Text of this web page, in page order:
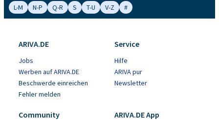
L-M
N-P Q-R S T-U V-Z #
ARIVA.DE
Jobs
Werben auf ARIVA.DE
Beschwerde einreichen
Fehler melden
Service
Hilfe
ARIVA pur
Newsletter
Community ARIVA.DE App